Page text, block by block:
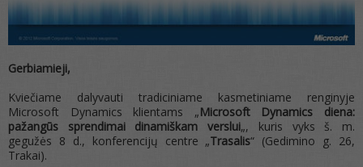
Gerbiamieji,
Kviečiame dalyvauti tradiciniame kasmetiniame renginyje
Microsoft Dynamics klientams „Microsoft Dynamics diena:
pažangūs sprendimai dinamiškam verslui„, kuris vyks š. m.
gegužės 8 d., konferencijų centre „Trasalis“ (Gedimino g. 26,
Trakai).